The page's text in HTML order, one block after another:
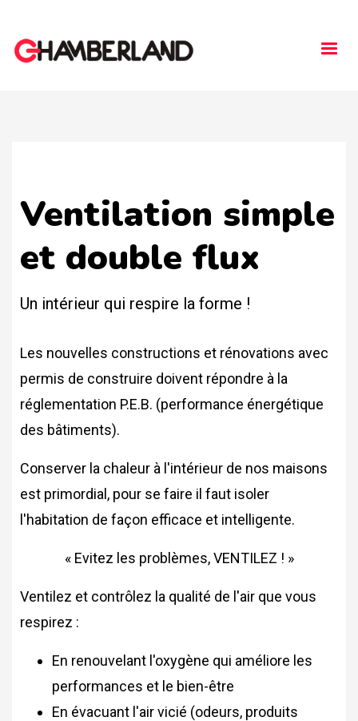
Ventilation simple
et double flux
Un intérieur qui respire la forme !
Les nouvelles constructions et rénovations avec
permis de construire doivent répondre à la
réglementation P.E.B. (performance énergétique
des bâtiments).
Conserver la chaleur à l'intérieur de nos maisons
est primordial, pour se faire il faut isoler
l'habitation de façon efficace et intelligente.
« Evitez les problèmes, VENTILEZ ! »
Ventilez et contrôlez la qualité de l'air que vous
respirez :
En renouvelant l'oxygène qui améliore les
performances et le bien-être
En évacuant l'air vicié (odeurs, produits